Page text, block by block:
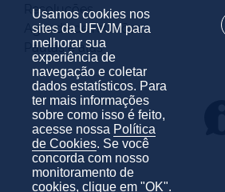
Usamos cookies nos
sites da UFVJM para
melhorar sua
experiência de
navegação e coletar
dados estatísticos. Para
ter mais informações
sobre como isso é feito,
acesse nossa Política
de Cookies. Se você
concorda com nosso
monitoramento de
cookies, clique em "OK".
Resoluções
Agenda de reuniões
Pautas e atas